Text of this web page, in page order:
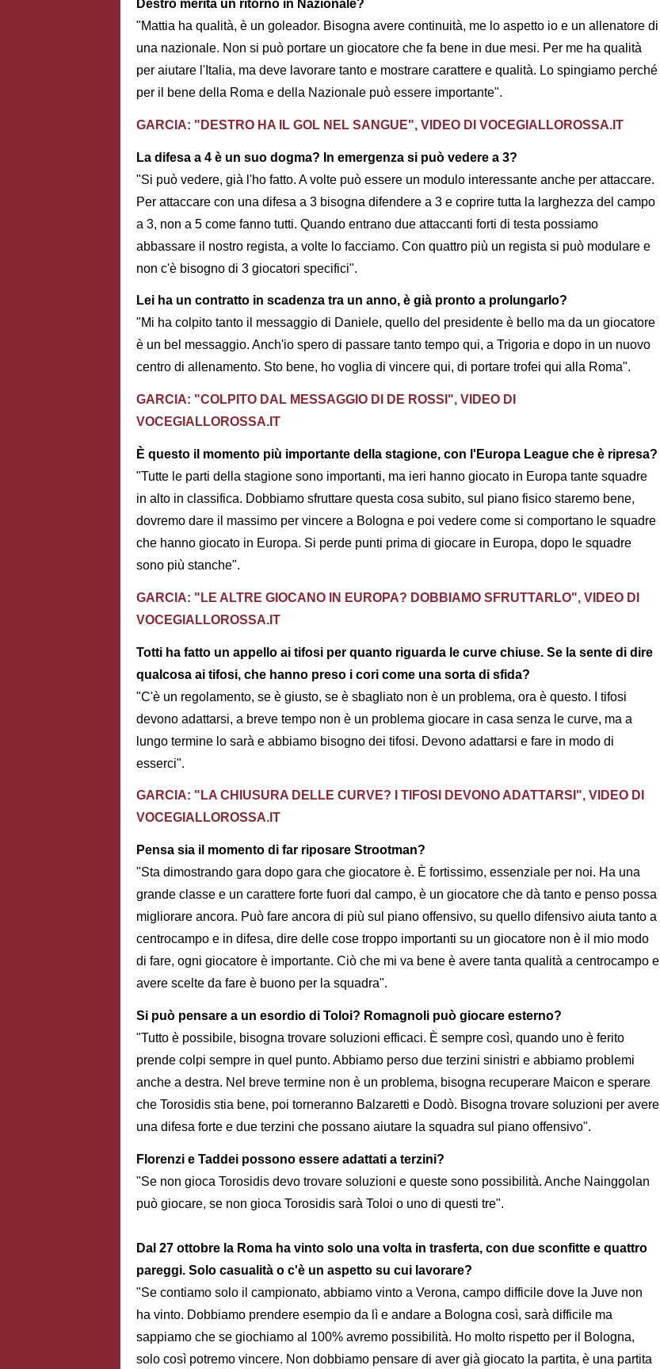
Destro merita un ritorno in Nazionale?
"Mattia ha qualità, è un goleador. Bisogna avere continuità, me lo aspetto io e un allenatore di
una nazionale. Non si può portare un giocatore che fa bene in due mesi. Per me ha qualità
per aiutare l'Italia, ma deve lavorare tanto e mostrare carattere e qualità. Lo spingiamo perché
per il bene della Roma e della Nazionale può essere importante".
GARCIA: "DESTRO HA IL GOL NEL SANGUE", VIDEO DI VOCEGIALLOROSSA.IT
La difesa a 4 è un suo dogma? In emergenza si può vedere a 3?
"Si può vedere, già l'ho fatto. A volte può essere un modulo interessante anche per attaccare.
Per attaccare con una difesa a 3 bisogna difendere a 3 e coprire tutta la larghezza del campo
a 3, non a 5 come fanno tutti. Quando entrano due attaccanti forti di testa possiamo
abbassare il nostro regista, a volte lo facciamo. Con quattro più un regista si può modulare e
non c'è bisogno di 3 giocatori specifici".
Lei ha un contratto in scadenza tra un anno, è già pronto a prolungarlo?
"Mi ha colpito tanto il messaggio di Daniele, quello del presidente è bello ma da un giocatore
è un bel messaggio. Anch'io spero di passare tanto tempo qui, a Trigoria e dopo in un nuovo
centro di allenamento. Sto bene, ho voglia di vincere qui, di portare trofei qui alla Roma".
GARCIA: "COLPITO DAL MESSAGGIO DI DE ROSSI", VIDEO DI
VOCEGIALLOROSSA.IT
È questo il momento più importante della stagione, con l'Europa League che è ripresa?
"Tutte le parti della stagione sono importanti, ma ieri hanno giocato in Europa tante squadre
in alto in classifica. Dobbiamo sfruttare questa cosa subito, sul piano fisico staremo bene,
dovremo dare il massimo per vincere a Bologna e poi vedere come si comportano le squadre
che hanno giocato in Europa. Si perde punti prima di giocare in Europa, dopo le squadre
sono più stanche".
GARCIA: "LE ALTRE GIOCANO IN EUROPA? DOBBIAMO SFRUTTARLO", VIDEO DI
VOCEGIALLOROSSA.IT
Totti ha fatto un appello ai tifosi per quanto riguarda le curve chiuse. Se la sente di dire
qualcosa ai tifosi, che hanno preso i cori come una sorta di sfida?
"C'è un regolamento, se è giusto, se è sbagliato non è un problema, ora è questo. I tifosi
devono adattarsi, a breve tempo non è un problema giocare in casa senza le curve, ma a
lungo termine lo sarà e abbiamo bisogno dei tifosi. Devono adattarsi e fare in modo di
esserci".
GARCIA: "LA CHIUSURA DELLE CURVE? I TIFOSI DEVONO ADATTARSI", VIDEO DI
VOCEGIALLOROSSA.IT
Pensa sia il momento di far riposare Strootman?
"Sta dimostrando gara dopo gara che giocatore è. È fortissimo, essenziale per noi. Ha una
grande classe e un carattere forte fuori dal campo, è un giocatore che dà tanto e penso possa
migliorare ancora. Può fare ancora di più sul piano offensivo, su quello difensivo aiuta tanto a
centrocampo e in difesa, dire delle cose troppo importanti su un giocatore non è il mio modo
di fare, ogni giocatore è importante. Ciò che mi va bene è avere tanta qualità a centrocampo e
avere scelte da fare è buono per la squadra".
Si può pensare a un esordio di Toloi? Romagnoli può giocare esterno?
"Tutto è possibile, bisogna trovare soluzioni efficaci. È sempre così, quando uno è ferito
prende colpi sempre in quel punto. Abbiamo perso due terzini sinistri e abbiamo problemi
anche a destra. Nel breve termine non è un problema, bisogna recuperare Maicon e sperare
che Torosidis stia bene, poi torneranno Balzaretti e Dodò. Bisogna trovare soluzioni per avere
una difesa forte e due terzini che possano aiutare la squadra sul piano offensivo".
Florenzi e Taddei possono essere adattati a terzini?
"Se non gioca Torosidis devo trovare soluzioni e queste sono possibilità. Anche Nainggolan
può giocare, se non gioca Torosidis sarà Toloi o uno di questi tre".
Dal 27 ottobre la Roma ha vinto solo una volta in trasferta, con due sconfitte e quattro
pareggi. Solo casualità o c'è un aspetto su cui lavorare?
"Se contiamo solo il campionato, abbiamo vinto a Verona, campo difficile dove la Juve non
ha vinto. Dobbiamo prendere esempio da lì e andare a Bologna così, sarà difficile ma
sappiamo che se giochiamo al 100% avremo possibilità. Ho molto rispetto per il Bologna,
solo così potremo vincere. Non dobbiamo pensare di aver già giocato la partita, è una partita